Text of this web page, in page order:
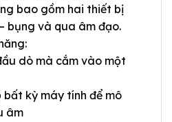
bao gồm hai thiết bị
bụng và qua âm đạo.
dò mà cắm vào một
bất kỳ máy tính để mô
âm